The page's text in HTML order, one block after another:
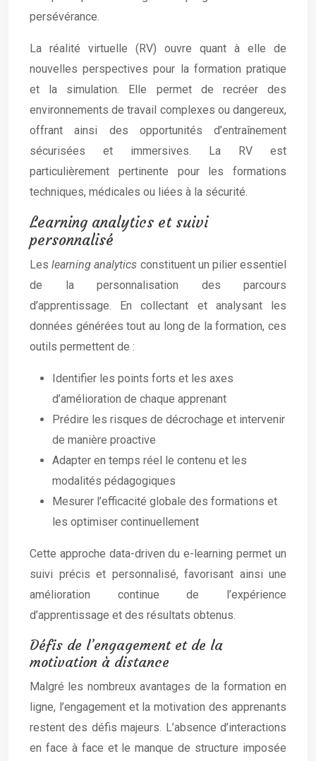
persévérance.
La réalité virtuelle (RV) ouvre quant à elle de
nouvelles perspectives pour la formation pratique
et la simulation. Elle permet de recréer des
environnements de travail complexes ou dangereux,
offrant ainsi des opportunités d’entraînement
sécurisées et immersives. La RV est
particulièrement pertinente pour les formations
techniques, médicales ou liées à la sécurité.
Learning analytics et suivi
personnalisé
Leslearning analytics constituent un pilier essentiel
de la personnalisation des parcours
d’apprentissage. En collectant et analysant les
données générées tout au long de la formation, ces
outils permettent de :
Identifier les points forts et les axes
d’amélioration de chaque apprenant
Prédire les risques de décrochage et intervenir
de manière proactive
Adapter en temps réel le contenu et les
modalités pédagogiques
Mesurer l’efficacité globale des formations et
les optimiser continuellement
Cette approche data-driven du e-learning permet un
suivi précis et personnalisé, favorisant ainsi une
amélioration continue de l’expérience
d’apprentissage et des résultats obtenus.
Défis de l’engagement et de la
motivation à distance
Malgré les nombreux avantages de la formation en
ligne, l’engagement et la motivation des apprenants
restent des défis majeurs. L’absence d’interactions
en face à face et le manque de structure imposée